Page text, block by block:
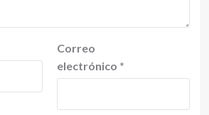
Correo
electrónico *